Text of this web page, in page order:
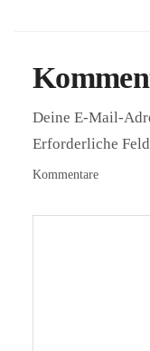
Deine E-Mail-
Erforderliche
Kommentare